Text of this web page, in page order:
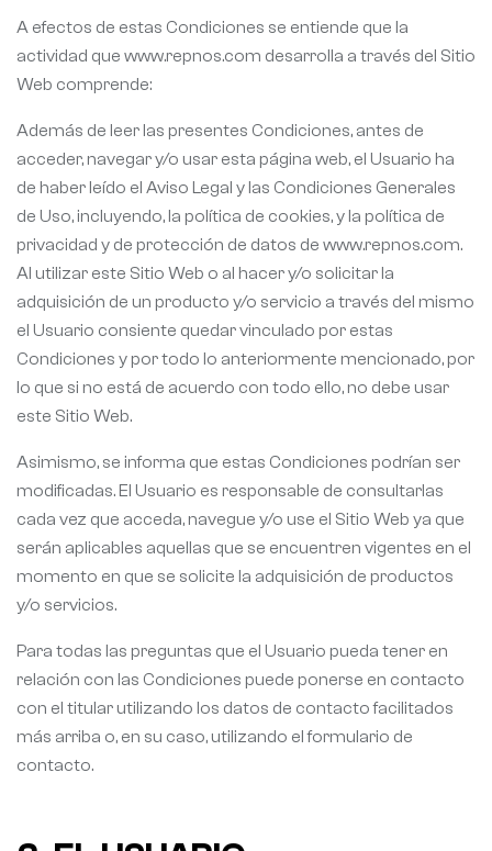
A efectos de estas Condiciones se entiende que la
actividad que www.repnos.com desarrolla a través del Sitio
Web comprende:
Además de leer las presentes Condiciones, antes de
acceder, navegar y/o usar esta página web, el Usuario ha
de haber leído el Aviso Legal y las Condiciones Generales
de Uso, incluyendo, la política de cookies, y la política de
privacidad y de protección de datos de www.repnos.com.
Al utilizar este Sitio Web o al hacer y/o solicitar la
adquisición de un producto y/o servicio a través del mismo
el Usuario consiente quedar vinculado por estas
Condiciones y por todo lo anteriormente mencionado, por
lo que si no está de acuerdo con todo ello, no debe usar
este Sitio Web.
Asimismo, se informa que estas Condiciones podrían ser
modificadas. El Usuario es responsable de consultarlas
cada vez que acceda, navegue y/o use el Sitio Web ya que
serán aplicables aquellas que se encuentren vigentes en el
momento en que se solicite la adquisición de productos
y/o servicios.
Para todas las preguntas que el Usuario pueda tener en
relación con las Condiciones puede ponerse en contacto
con el titular utilizando los datos de contacto facilitados
más arriba o, en su caso, utilizando el formulario de
contacto.